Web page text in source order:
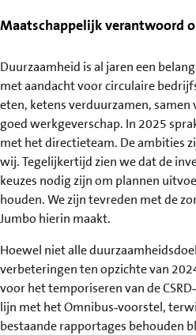
Maatschappelijk verantwoord
Duurzaamheid is al jaren een
met aandacht voor circulaire
eten, ketens verduurzamen,
goed werkgeverschap. In 2025
met het directieteam. De ambities
wij. Tegelijkertijd zien we dat de
keuzes nodig zijn om plannen
houden. We zijn tevreden met de
Jumbo hierin maakt.
Hoewel niet alle
verbeteringen ten opzichte van
voor het temporiseren van de
lijn met het Omnibus‑voorstel,
bestaande rapportages behouden